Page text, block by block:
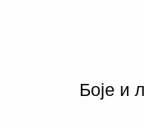
Боје и